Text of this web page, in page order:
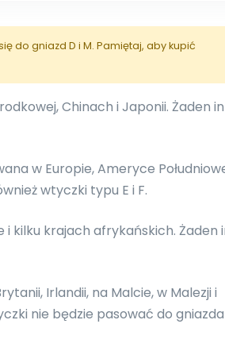
do gniazd D i M. Pamiętaj, aby kupić
Chinach i Japonii. Żaden
w Europie, Ameryce
wtyczki typu E i F.
i kilku krajach afrykańskich. Żaden
Irlandii, na Malcie, w Malezji i
nie będzie pasować do